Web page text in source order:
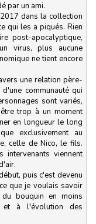
par un ami.
dans la collection
qui les a piqués. Rien
post-apocalyptique,
virus, plus aucune
ne tient encore
une relation père-
communauté qui
sont variés,
trop à un moment
en longueur le long
exclusivement au
celle de Nico, le fils.
intervenants viennent
puis c'est devenu
que je voulais savoir
bouquin en moins
à l'évolution des